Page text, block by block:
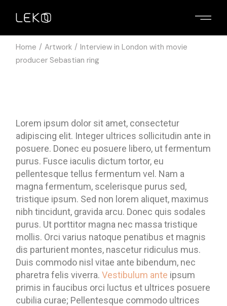
Home Artwork
Interview in London with movie
producer Sebastian ring
Lorem ipsum dolor sit amet, consectetur
adipiscing elit. Integer ultrices sollicitudin ante in
posuere. Donec eu posuere libero, ut fermentum
purus. Fusce iaculis dictum tortor, eu
pellentesque tellus fermentum vel. Nam a
magna fermentum, scelerisque purus sed,
tristique ipsum. Sed non lorem aliquet, maximus
nibh tincidunt, gravida arcu. Donec quis sodales
purus. Ut porttitor magna nec massa tristique
mollis. Orci varius natoque penatibus et magnis
dis parturient montes, nascetur ridiculus mus.
Duis commodo nisl vitae ante bibendum, nec
pharetra felis viverra.Vestibulum ante ipsum
primis in faucibus orci luctus et ultrices posuere
cubilia curae; Pellentesque commodo ultrices